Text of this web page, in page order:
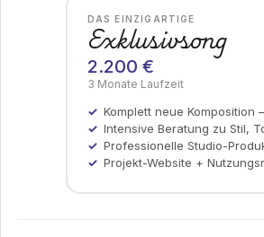
DAS EINZIGARTIGE
Exklusivsong
2.200 €
3 Monate Laufzeit
Komplett neue Komposition
Intensive Beratung zu Stil,
Professionelle Studio-
Projekt-Website +